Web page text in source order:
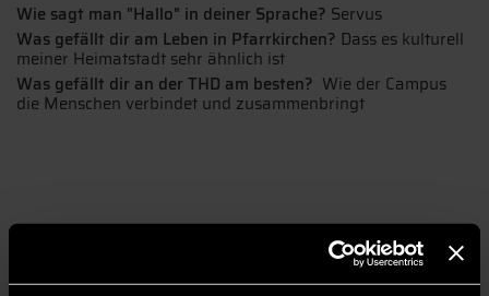
Wie sagt man "Hallo" in deiner Sprache? Servus
Was gefällt dir am Leben in Pfarrkirchen? Dass es kulturell
meiner Heimatstadt sehr ähnlich ist
Was gefällt dir an der THD am besten? Wie der Campus
die Menschen verbindet und zusammenbringt